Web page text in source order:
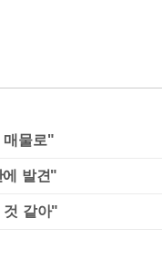
매물로"
에 발견"
것 같아"